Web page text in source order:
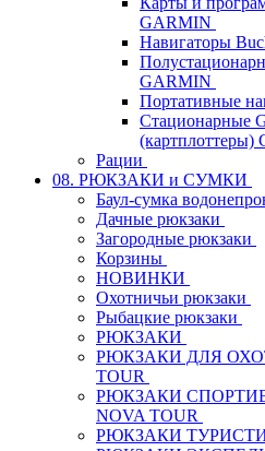
GARMIN
Навигаторы
GARMIN
Портативные
Стационарные
(картплоттеры)
Рации
08. РЮКЗАКИ и СУМКИ
Баул-сумка
Дачные рюкзаки
Загородные рюкзаки
Корзины
НОВИНКИ
Охотничьи рюкзаки
Рыбацкие рюкзаки
РЮКЗАКИ
РЮКЗАКИ ДЛЯ
TOUR
РЮКЗАКИ
NOVA TOUR
РЮКЗАКИ